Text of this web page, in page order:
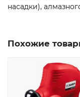
насадки),
Похожие